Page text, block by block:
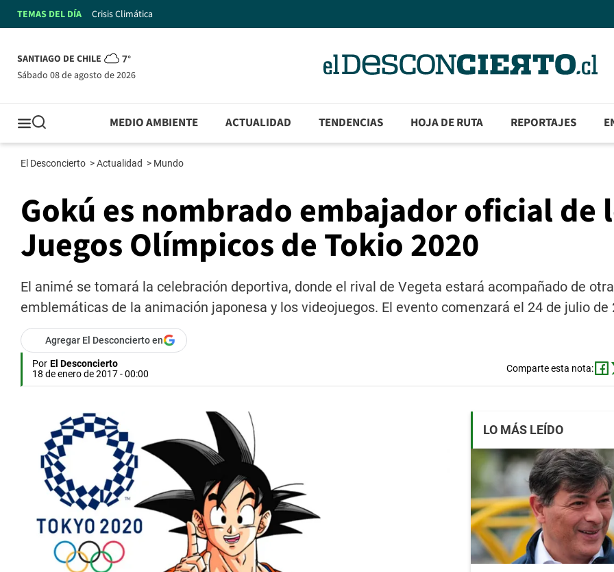
TEMAS DEL DÍA Crisis Climática
SANTIAGO DE CHILE 7°
sábado 08 de agosto de 2026
MEDIO AMBIENTE ACTUALIDAD TENDENCIAS HOJA DE RUTA REPORTAJES
El Desconcierto >Actualidad > Mundo
Gokú es nombrado embajador oficial de
Juegos Olímpicos de Tokio 2020
El animé se tomará la celebración deportiva, donde el rival de Vegeta estará acompañado de
emblemáticas de la animación japonesa y los videojuegos. El evento comenzará el 24 de julio de
Agregar El Desconcierto en
Por El Desconcierto
18 de enero de 2017 - 00:00
Comparte esta nota:
LO MÁS LEÍDO